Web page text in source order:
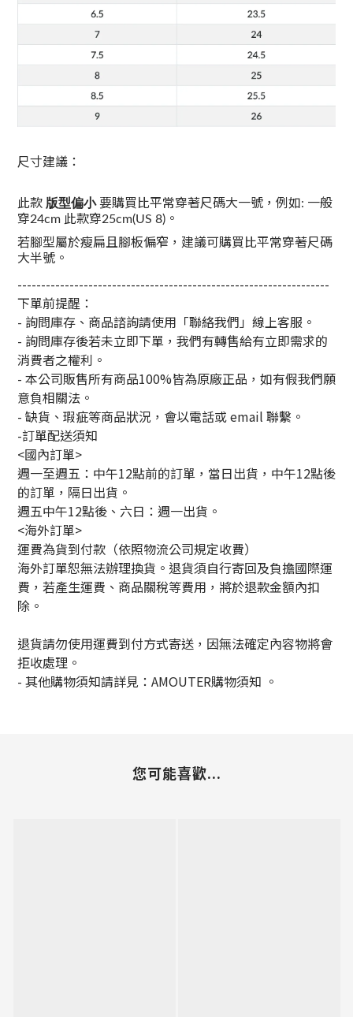
尺寸建議：
此款 版型偏小要購買比平常穿著尺碼大一號，例如: 一般
穿24cm 此款穿25cm(US 8)。
若腳型屬於瘦扁且腳板偏窄，建議可購買比平常穿著尺碼
大半號。
------------------------------------------------------------------
下單前提醒：
- 詢問庫存、商品諮詢請使用「聯絡我們」線上客服。
- 詢問庫存後若未立即下單，我們有轉售給有立即需求的
消費者之權利。
- 本公司販售所有商品100%皆為原廠正品，如有假我們願
意負相關法。
- 缺貨、瑕疵等商品狀況，會以電話或 email 聯繫。
-訂單配送須知
<國內訂單>
週一至週五：中午12點前的訂單，當日出貨，中午12點後
的訂單，隔日出貨。
週五中午12點後、六日：週一出貨。
<海外訂單>
運費為貨到付款（依照物流公司規定收費）
海外訂單恕無法辦理換貨。退貨須自行寄回及負擔國際運
費，若產生運費、商品關稅等費用，將於退款金額內扣
除。
退貨請勿使用運費到付方式寄送，因無法確定內容物將會
拒收處理。
- 其他購物須知請詳見： AMOUTER購物須知 。
您可能喜歡...